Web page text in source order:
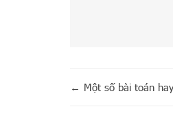
← Một số bài toán